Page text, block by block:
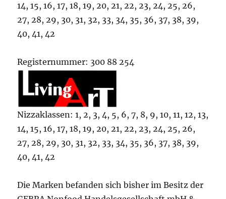
14, 15, 16, 17, 18, 19, 20, 21, 22, 23, 24, 25, 26,
27, 28, 29, 30, 31, 32, 33, 34, 35, 36, 37, 38, 39,
40, 41, 42
Registernummer: 300 88 254
Nizzaklassen: 1, 2, 3, 4, 5, 6, 7, 8, 9, 10, 11, 12, 13,
14, 15, 16, 17, 18, 19, 20, 21, 22, 23, 24, 25, 26,
27, 28, 29, 30, 31, 32, 33, 34, 35, 36, 37, 38, 39,
40, 41, 42
Die Marken befanden sich bisher im Besitz der